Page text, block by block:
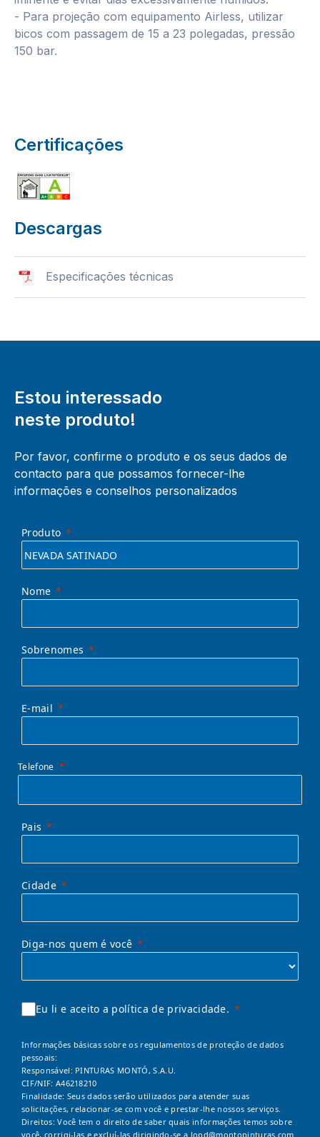
- Para projeção com equipamento Airless, utilizar
bicos com passagem de 15 a 23 polegadas, pressão
150 bar.
Certificações
Descargas
Especificações técnicas
Estou interessado
neste produto!
Por favor, confirme o produto e os seus dados de
contacto para que possamos fornecer-lhe
informações e conselhos personalizados
Produto
Nome
Sobrenomes
E-mail
Telefone
Pais
Cidade
Diga-nos quem é você
Eu li e aceito a política de privacidade.
Informações básicas sobre os regulamentos de proteção de dados
pessoais:
Responsável: PINTURAS MONTÓ, S.A.U.
CIF/NIF: A46218210
Finalidade: Seus dados serão utilizados para atender suas
solicitações, relacionar-se com você e prestar-lhe nossos serviços.
Direitos: Você tem o direito de saber quais informações temos sobre
você, corrigi-las e excluí-las dirigindo-se a lopd@montopinturas.com